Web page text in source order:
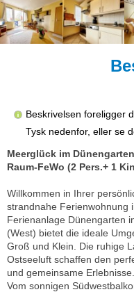
Beskrivelsen foreligger
Tysk nedenfor, eller se
Meerglück im
Raum-FeWo (2 Pers.+ 1
Willkommen in Ihrer
strandnahe Ferienwohnung
Ferienanlage Dünengarten
(West) bietet die ideale
Groß und Klein. Die ruhige
Ostseeluft schaffen den
und gemeinsame Erlebnisse.
Vom sonnigen